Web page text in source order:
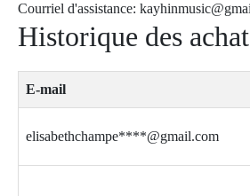
Courriel d'assistance:
Historique des
E-mail
elisabethchampe****@gmail.com